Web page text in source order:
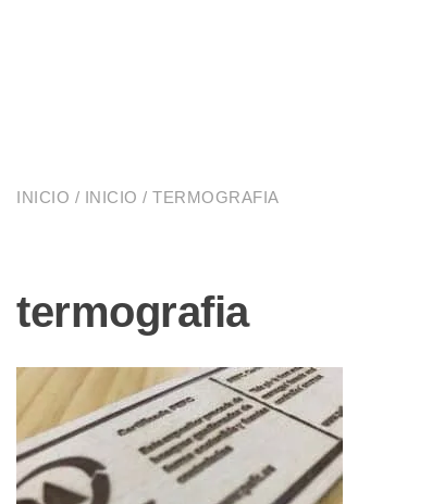
INICIO / INICIO / TERMOGRAFIA
termografia